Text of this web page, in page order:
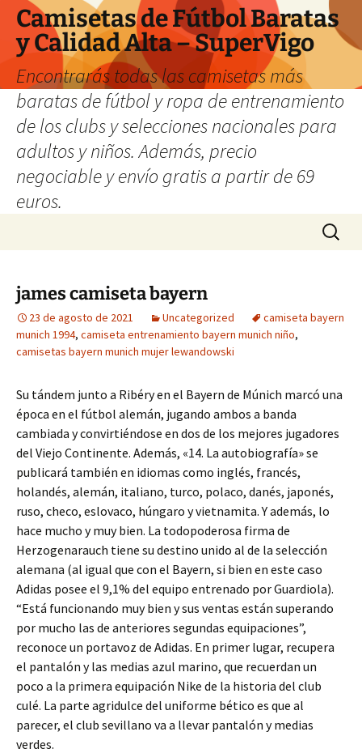
Camisetas de Fútbol Baratas
y Calidad Alta – SuperVigo
Encontrarás todas las camisetas más
baratas de fútbol y ropa de entrenamiento
de los clubs y selecciones nacionales para
adultos y niños. Además, precio
negociable y envío gratis a partir de 69
euros.
Buscar:
james camiseta bayern
23 de agosto de 2021 Uncategorized
camiseta bayern
munich 1994, camiseta entrenamiento bayern munich niño,
camisetas bayern munich mujer lewandowski
Su tándem junto a Ribéry en el Bayern de Múnich marcó una
época en el fútbol alemán, jugando ambos a banda
cambiada y convirtiéndose en dos de los mejores jugadores
del Viejo Continente. Además, «14. La autobiografía» se
publicará también en idiomas como inglés, francés,
holandés, alemán, italiano, turco, polaco, danés, japonés,
ruso, checo, eslovaco, húngaro y vietnamita. Y además, lo
hace mucho y muy bien. La todopoderosa firma de
Herzogenarauch tiene su destino unido al de la selección
alemana (al igual que con el Bayern, si bien en este caso
Adidas posee el 9,1% del equipo entrenado por Guardiola).
“Está funcionando muy bien y sus ventas están superando
por mucho las de anteriores segundas equipaciones”,
reconoce un portavoz de Adidas. En primer lugar, recupera
el pantalón y las medias azul marino, que recuerdan un
poco a la primera equipación Nike de la historia del club
culé. La parte agridulce del uniforme bético es que al
parecer, el club sevillano va a llevar pantalón y medias
verdes.